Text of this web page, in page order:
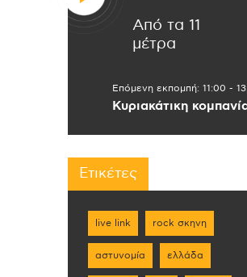
Από τα 11
μέτρα
Επόμενη εκπομπή: 11:00 -
Κυριακάτικη
Ετικέτες
live link rock σκηνη
αστυνομία ελλάδα